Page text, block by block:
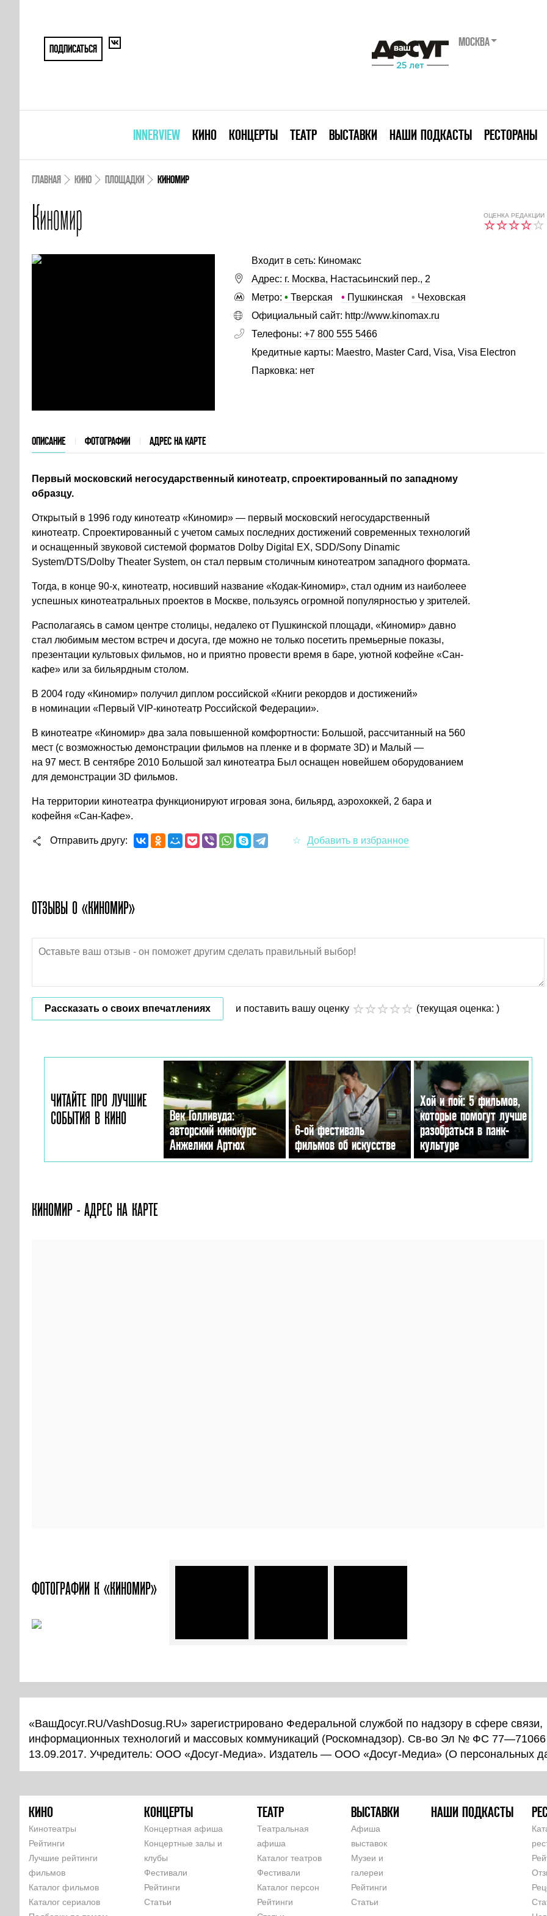
ПОДПИСАТЬСЯ
МОСКВА
INNERVIEW КИНО КОНЦЕРТЫ ТЕАТР ВЫСТАВКИ НАШИ ПОДКАСТЫ РЕСТОРАНЫ
ГЛАВНАЯ КИНО ПЛОЩАДКИ КИНОМИР
Киномир ОЦЕНКА РЕДАКЦИИ
Входит в сеть: Киномакс
Адрес: г. Москва, Настасьинский пер., 2
Метро: • Тверская • Пушкинская • Чеховская
Официальный сайт: http://www.kinomax.ru
Телефоны: +7 800 555 5466
Кредитные карты: Maestro, Master Card, Visa, Visa Electron
Парковка: нет
ОПИСАНИЕ ФОТОГРАФИИ АДРЕС НА КАРТЕ
Первый московский негосударственный кинотеатр, спроектированный по западному
образцу.
Открытый в 1996 году кинотеатр «Киномир» — первый московский негосударственный
кинотеатр. Спроектированный с учетом самых последних достижений современных технологий
и оснащенный звуковой системой форматов Dolby Digital EX, SDD/Sony Dinamic
System/DTS/Dolby Theater System, он стал первым столичным кинотеатром западного формата.
Тогда, в конце 90-х, кинотеатр, носивший название «Кодак-Киномир», стал одним из наиболеее
успешных кинотеатральных проектов в Москве, пользуясь огромной популярностью у зрителей.
Располагаясь в самом центре столицы, недалеко от Пушкинской площади, «Киномир» давно
стал любимым местом встреч и досуга, где можно не только посетить премьерные показы,
презентации культовых фильмов, но и приятно провести время в баре, уютной кофейне «Сан-
кафе» или за бильярдным столом.
В 2004 году «Киномир» получил диплом российской «Книги рекордов и достижений»
в номинации «Первый VIP-кинотеатр Российской Федерации».
В кинотеатре «Киномир» два зала повышенной комфортности: Большой, рассчитанный на 560
мест (с возможностью демонстрации фильмов на пленке и в формате 3D) и Малый —
на 97 мест. В сентябре 2010 Большой зал кинотеатра Был оснащен новейшем оборудованием
для демонстрации 3D фильмов.
На территории кинотеатра функционируют игровая зона, бильярд, аэрохоккей, 2 бара и
кофейня «Сан-Кафе».
Отправить другу
ОТЗЫВЫ О «КИНОМИР»
Рассказать о своих впечатлениях и поставить вашу оценку (текущая оценка: )
ЧИТАЙТЕ ПРО ЛУЧШИЕ
СОБЫТИЯ В КИНО
Век Голливуда:
авторский кинокурс
Анжелики Артюх
6-ой фестиваль
фильмов об искусстве
Хой и пой: 5 фильмов,
которые помогут лучше
разобраться в панк-
культуре
КИНОМИР - АДРЕС НА КАРТЕ
ФОТОГРАФИИ К «КИНОМИР»
«ВашДосуг.RU/VashDosug.RU» зарегистрировано Федеральной службой по надзору в сфере связи,
информационных технологий и массовых коммуникаций (Роскомнадзор). Св-во Эл № ФС 77—71066
13.09.2017. Учредитель: ООО «Досуг-Медиа». Издатель — ООО «Досуг-Медиа» (О персональных
КИНО
Кинотеатры
Рейтинги
Лучшие рейтинги
фильмов
Каталог фильмов
Каталог сериалов
КОНЦЕРТЫ
Концертная афиша
Концертные залы и
клубы
Фестивали
Рейтинги
Статьи
ТЕАТР
Театральная
афиша
Каталог театров
Фестивали
Каталог персон
Рейтинги
ВЫСТАВКИ
Афиша
выставок
Музеи и
галереи
Рейтинги
Статьи
НАШИ ПОДКАСТЫ